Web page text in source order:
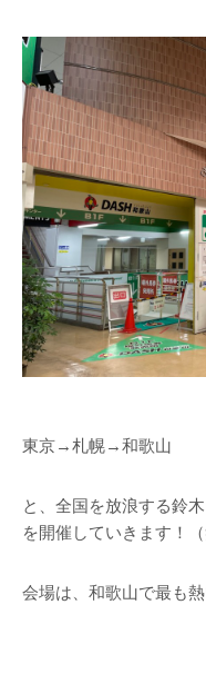
東京→札幌→和歌山
と、全国を放浪する鈴
を開催していきます！（
会場は、和歌山で最も